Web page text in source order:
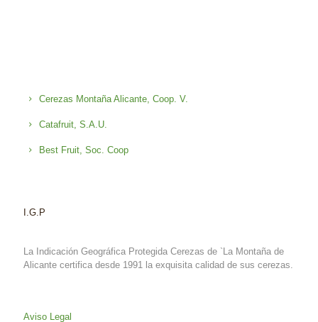
Cerezas Montaña Alicante, Coop. V.
Catafruit, S.A.U.
Best Fruit, Soc. Coop
I.G.P
La Indicación Geográfica Protegida Cerezas de `La Montaña de
Alicante certifica desde 1991 la exquisita calidad de sus cerezas.
Aviso Legal